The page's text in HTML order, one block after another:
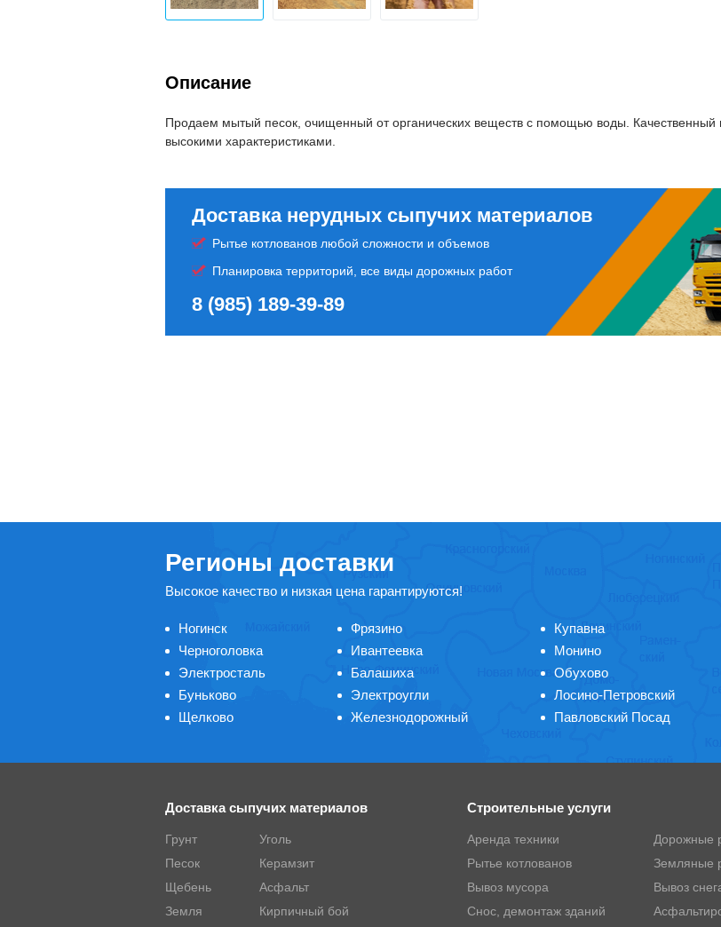
Описание
Продаем мытый песок, очищенный от органических веществ с помощью воды. Качественный
высокими характеристиками.
Доставка нерудных сыпучих материалов
Рытье котлованов любой сложности и объемов
Планировка территорий, все виды дорожных работ
8 (985) 189-39-89
Регионы доставки
Высокое качество и низкая цена гарантируются!
Ногинск
Черноголовка
Электросталь
Буньково
Щелково
Фрязино
Ивантеевка
Балашиха
Электроугли
Железнодорожный
Купавна
Монино
Обухово
Лосино-Петровский
Павловский Посад
Доставка сыпучих материалов
Грунт
Песок
Щебень
Земля
Уголь
Керамзит
Асфальт
Кирпичный бой
Строительные услуги
Аренда техники
Рытье котлованов
Вывоз мусора
Снос, демонтаж зданий
Дорожные
Земляные
Вывоз